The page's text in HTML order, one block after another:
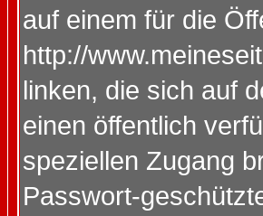
auf einem für die
http://
linken, die sich auf
einen öffentlich
speziellen Zugang
Passwort-